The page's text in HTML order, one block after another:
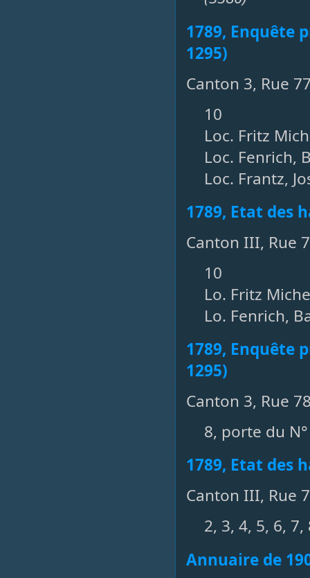
1789, Enquête
1295)
Canton 3, Rue
10
Loc. Fritz
Loc. Fenrich,
Loc. Frantz,
1789, Etat des
Canton III, Rue
10
Lo. Fritz
Lo. Fenrich,
1789, Enquête
1295)
Canton 3, Rue
8, porte du N°
1789, Etat des
Canton III, Rue
2, 3, 4, 5, 6,
Annuaire de